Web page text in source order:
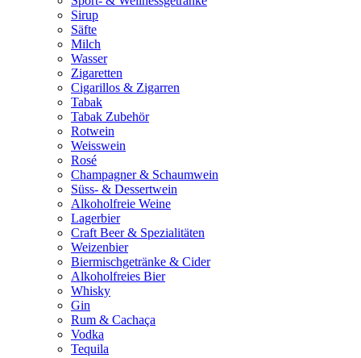
Sirup
Säfte
Milch
Wasser
Zigaretten
Cigarillos & Zigarren
Tabak
Tabak Zubehör
Rotwein
Weisswein
Rosé
Champagner & Schaumwein
Süss- & Dessertwein
Alkoholfreie Weine
Lagerbier
Craft Beer & Spezialitäten
Weizenbier
Biermischgetränke & Cider
Alkoholfreies Bier
Whisky
Gin
Rum & Cachaça
Vodka
Tequila